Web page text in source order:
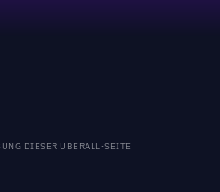
DIESER UBERALL-SEITE